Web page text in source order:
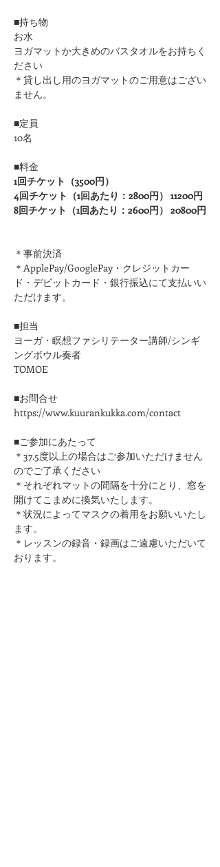
■持ち物
お水
ヨガマットか大きめのバスタオルをお持ちく
ださい
＊貸し出し用のヨガマットのご用意はござい
ません。
■定員
10名
■料金
1回チケット（3500円）
4回チケット（1回あたり：2800円） 11200円
8回チケット（1回あたり：2600円） 20800円
＊事前決済
＊ApplePay/GooglePay・クレジットカー
ド・デビットカード・銀行振込にて支払いい
ただけます。
■担当
ヨーガ・瞑想ファシリテーター講師/シンギ
ングボウル奏者
TOMOE
■お問合せ
https://www.kuurankukka.com/contact
■ご参加にあたって
＊37.5度以上の場合はご参加いただけません
のでご了承ください
​＊それぞれマットの間隔を十分にとり、窓を
開けてこまめに換気いたします。
＊状況によってマスクの着用をお願いいたし
ます。
＊レッスンの録音・録画はご遠慮いただいて
おります。